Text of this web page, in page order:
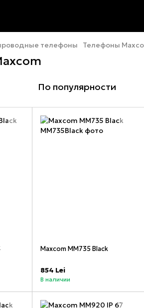
телефоны Телефоны
По популярности
Maxcom MM735 Black
854 Lei
В наличии